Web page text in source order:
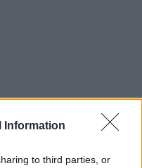
Information
to third parties, or
menziona Salerno: "Ecco le